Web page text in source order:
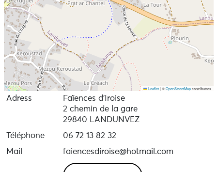
Leaflet |©OpenStreetMapcontributors
Adress
Faïences d’Iroise
2 chemin de la gare
29840 LANDUNVEZ
Téléphone
06 72 13 82 32
Mail
faiencesdiroise@hotmail.com